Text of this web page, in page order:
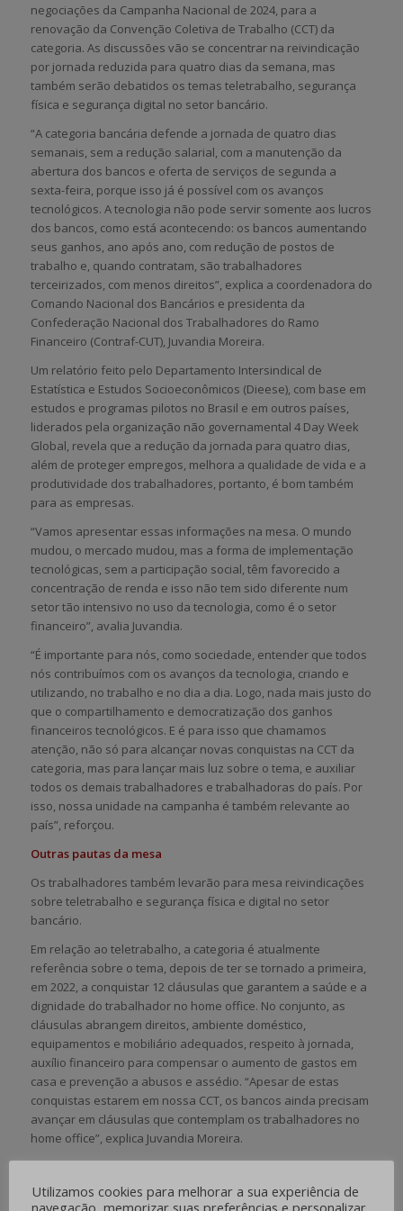
negociações da Campanha Nacional de 2024, para a
renovação da Convenção Coletiva de Trabalho (CCT) da
categoria. As discussões vão se concentrar na reivindicação
por jornada reduzida para quatro dias da semana, mas
também serão debatidos os temas teletrabalho, segurança
física e segurança digital no setor bancário.
“A categoria bancária defende a jornada de quatro dias
semanais, sem a redução salarial, com a manutenção da
abertura dos bancos e oferta de serviços de segunda a
sexta-feira, porque isso já é possível com os avanços
tecnológicos. A tecnologia não pode servir somente aos lucros
dos bancos, como está acontecendo: os bancos aumentando
seus ganhos, ano após ano, com redução de postos de
trabalho e, quando contratam, são trabalhadores
terceirizados, com menos direitos”, explica a coordenadora do
Comando Nacional dos Bancários e presidenta da
Confederação Nacional dos Trabalhadores do Ramo
Financeiro (Contraf-CUT), Juvandia Moreira.
Um relatório feito pelo Departamento Intersindical de
Estatística e Estudos Socioeconômicos (Dieese), com base em
estudos e programas pilotos no Brasil e em outros países,
liderados pela organização não governamental 4 Day Week
Global, revela que a redução da jornada para quatro dias,
além de proteger empregos, melhora a qualidade de vida e a
produtividade dos trabalhadores, portanto, é bom também
para as empresas.
“Vamos apresentar essas informações na mesa. O mundo
mudou, o mercado mudou, mas a forma de implementação
tecnológicas, sem a participação social, têm favorecido a
concentração de renda e isso não tem sido diferente num
setor tão intensivo no uso da tecnologia, como é o setor
financeiro”, avalia Juvandia.
“É importante para nós, como sociedade, entender que todos
nós contribuímos com os avanços da tecnologia, criando e
utilizando, no trabalho e no dia a dia. Logo, nada mais justo do
que o compartilhamento e democratização dos ganhos
financeiros tecnológicos. E é para isso que chamamos
atenção, não só para alcançar novas conquistas na CCT da
categoria, mas para lançar mais luz sobre o tema, e auxiliar
todos os demais trabalhadores e trabalhadoras do país. Por
isso, nossa unidade na campanha é também relevante ao
país”, reforçou.
Outras pautas da mesa
Os trabalhadores também levarão para mesa reivindicações
sobre teletrabalho e segurança física e digital no setor
bancário.
Em relação ao teletrabalho, a categoria é atualmente
referência sobre o tema, depois de ter se tornado a primeira,
em 2022, a conquistar 12 cláusulas que garantem a saúde e a
dignidade do trabalhador no home office. No conjunto, as
cláusulas abrangem direitos, ambiente doméstico,
equipamentos e mobiliário adequados, respeito à jornada,
auxílio financeiro para compensar o aumento de gastos em
casa e prevenção a abusos e assédio. “Apesar de estas
conquistas estarem em nossa CCT, os bancos ainda precisam
avançar em cláusulas que contemplam os trabalhadores no
home office”, explica Juvandia Moreira.
Utilizamos cookies para melhorar a sua experiência de
navegação, memorizar suas preferências e personalizar